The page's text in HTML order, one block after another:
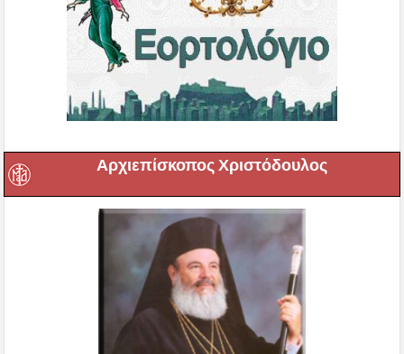
Αρχιεπίσκοπος Χριστόδουλος